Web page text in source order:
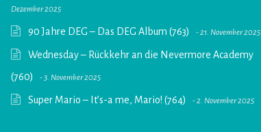
Dezember 2025
90 Jahre DEG – Das DEG Album (763) 21. November 2025
Wednesday – Rückkehr an die Nevermore Academy
(760)
3. November 2025
Super Mario – It’s-a me, Mario! (764) 2. November 2025